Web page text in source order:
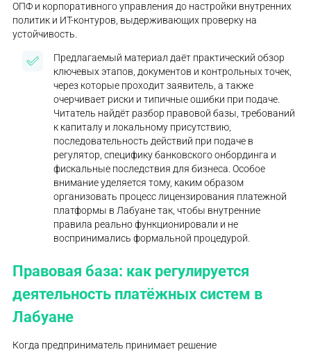
ОПФ и корпоративного управления до настройки внутренних
политик и ИТ-контуров, выдерживающих проверку на
устойчивость.
Предлагаемый материал даёт практический обзор
ключевых этапов, документов и контрольных точек,
через которые проходит заявитель, а также
очерчивает риски и типичные ошибки при подаче.
Читатель найдёт разбор правовой базы, требований
к капиталу и локальному присутствию,
последовательность действий при подаче в
регулятор, специфику банковского онбординга и
фискальные последствия для бизнеса. Особое
внимание уделяется тому, каким образом
организовать процесс лицензирования платежной
платформы в Лабуане так, чтобы внутренние
правила реально функционировали и не
воспринимались формальной процедурой.
Правовая база: как регулируется
деятельность платёжных систем в
Лабуане
Когда предприниматель принимает решение